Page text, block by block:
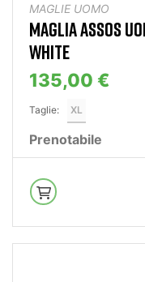
MAGLIE UOMO
MAGLIA ASSOS
WHITE
135,00 €
Taglie: XL
Prenotabile